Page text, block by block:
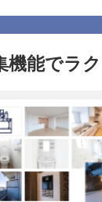
機能でラ